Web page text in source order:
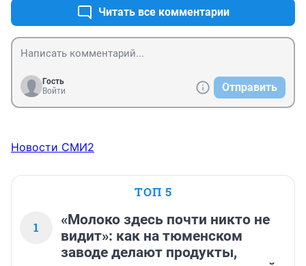
Читать все комментарии
Гость
Войти
Отправить
Новости СМИ2
ТОП 5
1
«Молоко здесь почти никто не
видит»: как на тюменском
заводе делают продукты,